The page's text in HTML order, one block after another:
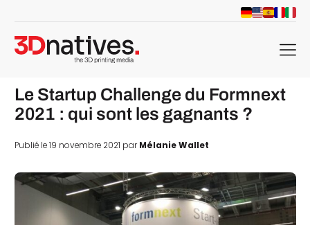
menu
Le Startup Challenge du Formnext
2021 : qui sont les gagnants ?
Publié le 19 novembre 2021 parMélanie Wallet